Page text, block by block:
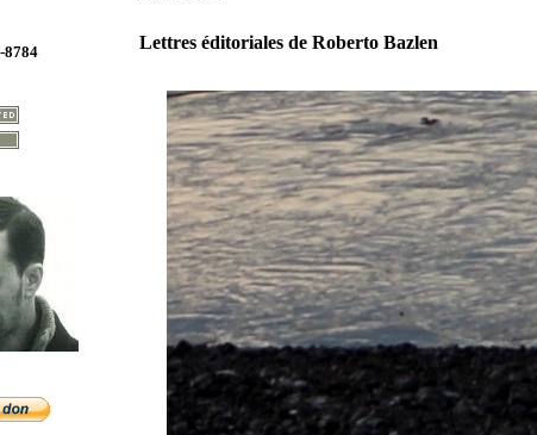
8784 Lettres éditoriales de Roberto Bazlen